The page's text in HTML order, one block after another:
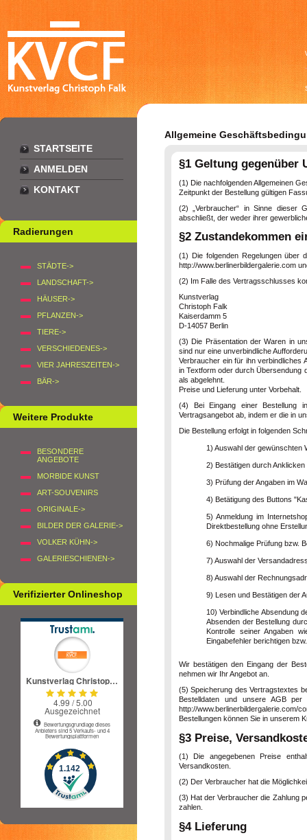
STARTSEITE
ANMELDEN
KONTAKT
Radierungen
STÄDTE->
LANDSCHAFT->
HÄUSER->
PFLANZEN->
TIERE->
VERSCHIEDENES->
VIER JAHRESZEITEN->
BÄR->
Weitere Produkte
BESONDERE
ANGEBOTE
MORBIDE KUNST
ART-SOUVENIRS
ORIGINALE->
BILDER DER GALERIE->
VOLKER KÜHN->
GALERIESCHIENEN->
Verifizierter Onlineshop
Allgemeine
§1 Geltung gegenüber
(1) Die nachfolgenden Allgemeinen
Zeitpunkt der Bestellung gültigen
(2) „Verbraucher“ in Sinne dieser
abschließt, der weder ihrer
§2 Zustandekommen
(1) Die folgenden Regelungen über
http://www.berlinerbildergalerie.com
(2) Im Falle des Vertragsschlusses
Kunstverlag
Christoph Falk
Kaiserdamm 5
D-14057 Berlin
(3) Die Präsentation der Waren in
sind nur eine unverbindliche
Verbraucher ein für ihn verbindliches
in Textform oder durch Übersendung
als abgelehnt.
Preise und Lieferung unter Vorbehalt.
(4) Bei Eingang einer Bestellung
Vertragsangebot ab, indem er die in
Die Bestellung erfolgt in folgenden
1) Auswahl der gewünschten
2) Bestätigen durch
3) Prüfung der Angaben im
4) Betätigung des Buttons
5) Anmeldung im
Direktbestellung ohne
6) Nochmalige Prüfung bzw.
7) Auswahl der
8) Auswahl der
9) Lesen und Bestätigen der
10) Verbindliche Absendung
Absenden der Bestellung
Kontrolle seiner Angaben
Eingabefehler berichtigen
Wir bestätigen den Eingang der
nehmen wir Ihr Angebot an.
(5) Speicherung des Vertragstextes
Bestelldaten und unsere AGB per
http://www.berlinerbildergalerie.com/
Bestellungen können Sie in unserem
§3 Preise,
(1) Die angegebenen Preise
Versandkosten.
(2) Der Verbraucher hat die
(3) Hat der Verbraucher die Zahlung
zahlen.
§4 Lieferung